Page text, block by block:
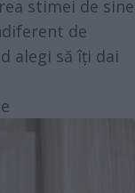
stimei de sine
de
alegi să îți dai